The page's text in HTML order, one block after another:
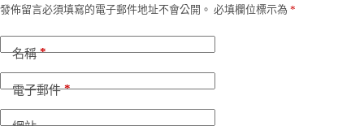
發佈留言必須填寫的電子郵件地址不會公開。 必填欄位標示為 *
名稱*
電子郵件*